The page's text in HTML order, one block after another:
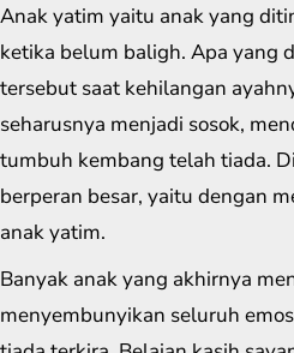
Anak yatim yaitu anak yang
ketika belum baligh. Apa yang
tersebut saat kehilangan
seharusnya menjadi sosok,
tumbuh kembang telah tiada.
berperan besar, yaitu dengan
anak yatim.
Banyak anak yang akhirnya
menyembunyikan seluruh